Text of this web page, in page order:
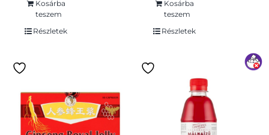
Kosárba
teszem
Részletek
Kosárba
teszem
Részletek